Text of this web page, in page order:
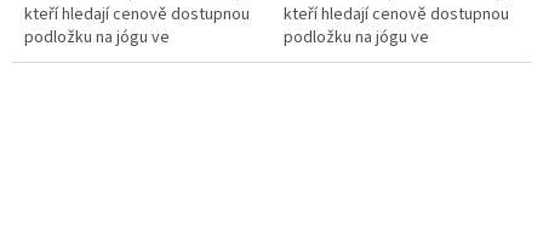
kteří hledají cenově dostupnou
podložku na jógu ve
standardním rozměru. Je lehká,
kteří hledají cenově dostupnou
podložku na jógu ve
standardním rozměru. Je lehká,